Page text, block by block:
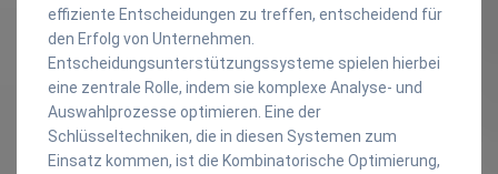
effiziente Entscheidungen zu treffen, entscheidend für
den Erfolg von Unternehmen.
Entscheidungsunterstützungssysteme spielen hierbei
eine zentrale Rolle, indem sie komplexe Analyse- und
Auswahlprozesse optimieren. Eine der
Schlüsseltechniken, die in diesen Systemen zum
Einsatz kommen, ist die Kombinatorische Optimierung,